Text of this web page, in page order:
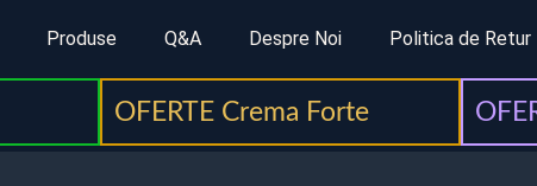
Produse Q&A Despre Noi Politica de Retur
OFERTE Crema Forte